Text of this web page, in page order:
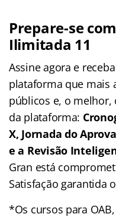
Prepare-se
Ilimitada 11
Assine agora e
plataforma que mais
públicos e, o melhor,
da plataforma:
X, Jornada do
e a Revisão
Gran está
Satisfação garantida
*Os cursos para